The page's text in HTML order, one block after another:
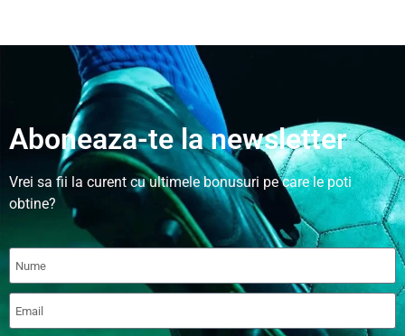
Aboneaza-te la newsletter
Vrei sa fii la curent cu ultimele bonusuri pe care le poti
obtine?